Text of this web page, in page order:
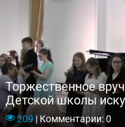
Торжественное
Детской школы
209 |Комментарии: 0